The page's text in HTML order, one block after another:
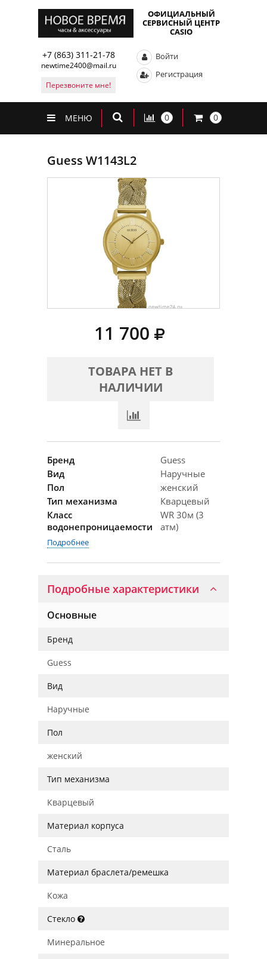
ОФИЦИАЛЬНЫЙ
СЕРВИСНЫЙ ЦЕНТР
CASIO
+7 (863) 311-21-78
newtime2400@mail.ru
Перезвоните мне!
Войти
Регистрация
МЕНЮ 0 0
Guess W1143L2
11 700
ТОВАРА НЕТ В
НАЛИЧИИ
Бренд
Guess
Вид
Наручные
Пол
женский
Тип механизма
Кварцевый
Класс
водонепроницаемости
WR 30м (3
атм)
Подробнее
Подробные характеристики
Основные
Бренд
Guess
Вид
Наручные
Пол
женский
Тип механизма
Кварцевый
Материал корпуса
Сталь
Материал браслета/ремешка
Кожа
Стекло
Минеральное